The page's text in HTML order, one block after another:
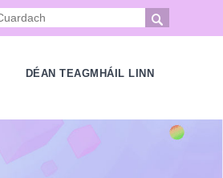

DÉAN TEAGMHÁIL LINN